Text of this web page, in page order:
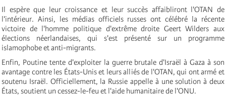
Il espère que leur croissance et leur succès affaibliront l'OTAN de
l'intérieur. Ainsi, les médias officiels russes ont célébré la récente
victoire de l'homme politique d'extrême droite Geert Wilders aux
élections néerlandaises, qui s'est présenté sur un programme
islamophobe et anti-migrants.
Enfin, Poutine tente d'exploiter la guerre brutale d'Israël à Gaza à son
avantage contre les États-Unis et leurs alliés de l'OTAN, qui ont armé et
soutenu Israël. Officiellement, la Russie appelle à une solution à deux
États, soutient un cessez-le-feu et l'aide humanitaire de l'ONU.